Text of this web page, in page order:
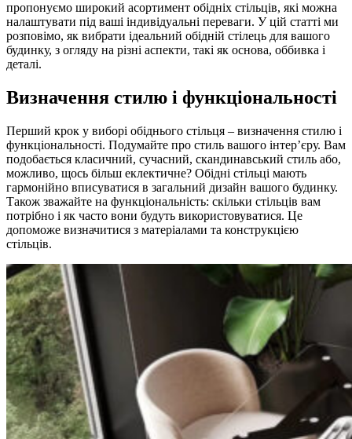
пропонуємо широкий асортимент обідніх стільців, які можна
налаштувати під ваші індивідуальні переваги. У цій статті ми
розповімо, як вибрати ідеальний обідній стілець для вашого
будинку, з огляду на різні аспекти, такі як основа, оббивка і
деталі.
Визначення стилю і функціональності
Перший крок у виборі обіднього стільця – визначення стилю і
функціональності. Подумайте про стиль вашого інтер’єру. Вам
подобається класичний, сучасний, скандинавський стиль або,
можливо, щось більш еклектичне? Обідні стільці мають
гармонійно вписуватися в загальний дизайн вашого будинку.
Також зважайте на функціональність: скільки стільців вам
потрібно і як часто вони будуть використовуватися. Це
допоможе визначитися з матеріалами та конструкцією
стільців.